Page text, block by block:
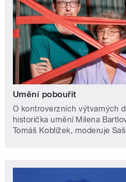
Umění pobouřit
O kontroverzních výtvarných
historička umění Milena
Tomáš Koblížek, moderuje